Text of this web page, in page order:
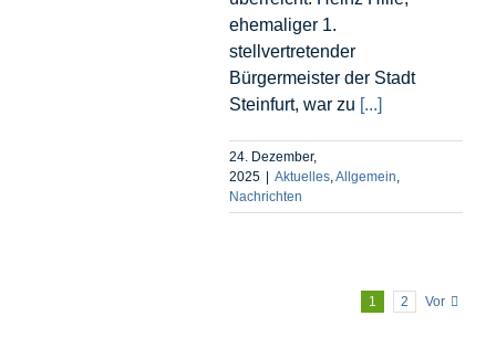
ehemaliger 1.
stellvertretender
Bürgermeister der Stadt
Steinfurt, war zu [...]
24. Dezember,
2025
Aktuelles,Allgemein,
Nachrichten
1 2 Vor